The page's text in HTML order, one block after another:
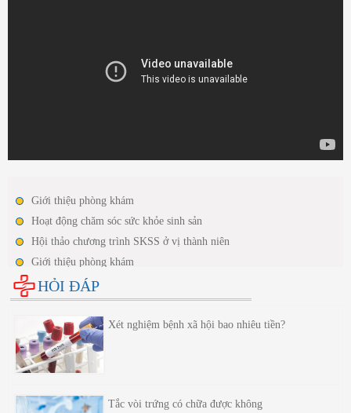
Giới thiệu phòng khám
Hoạt động chăm sóc sức khỏe sinh sản
Hội thảo chương trình SKSS ở vị thành niên
Giới thiệu phòng khám
Hoạt động chăm sóc sức khỏe sinh sản
Hội thảo chương trình SKSS ở vị thành niên
HỎI ĐÁP
Xét nghiệm bệnh xã hội bao nhiêu tiền?
Tắc vòi trứng có chữa được không